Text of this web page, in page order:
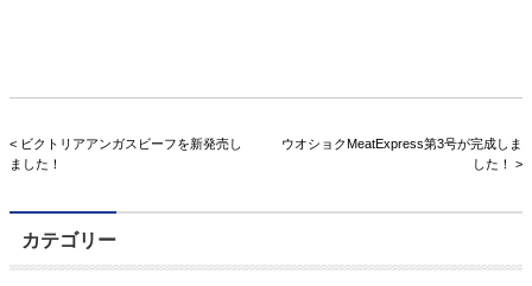
< ビクトリアアンガスビーフを新発売し
ました！
ウオショクMeatExpress第3号が完成しま
した！ >
カテゴリー